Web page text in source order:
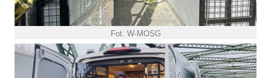
Fot. W-MOSG